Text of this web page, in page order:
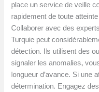
place un service de veille
rapidement de toute
Collaborer avec des
Turquie peut
détection. Ils utilisent des
signaler les anomalies,
longueur d’avance. Si une
détermination. Engagez